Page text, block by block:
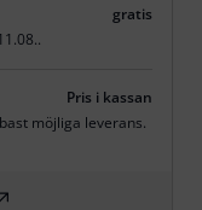
gratis
.
Pris i kassan
möjliga leverans.